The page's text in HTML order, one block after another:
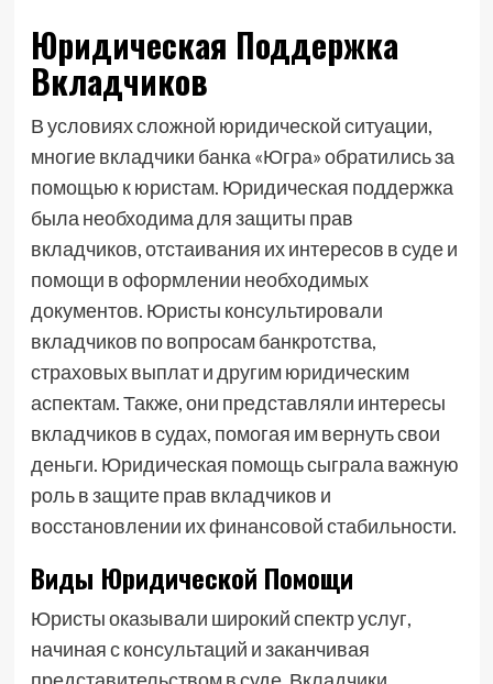
Юридическая Поддержка
Вкладчиков
В условиях сложной юридической ситуации,
многие вкладчики банка «Югра» обратились за
помощью к юристам. Юридическая поддержка
была необходима для защиты прав
вкладчиков, отстаивания их интересов в суде и
помощи в оформлении необходимых
документов. Юристы консультировали
вкладчиков по вопросам банкротства,
страховых выплат и другим юридическим
аспектам. Также, они представляли интересы
вкладчиков в судах, помогая им вернуть свои
деньги. Юридическая помощь сыграла важную
роль в защите прав вкладчиков и
восстановлении их финансовой стабильности.
Виды Юридической Помощи
Юристы оказывали широкий спектр услуг,
начиная с консультаций и заканчивая